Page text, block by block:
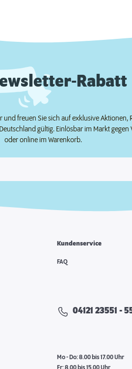
Rabatt
und freuen Sie sich auf exklusive Aktionen,
gültig. Einlösbar im Markt gegen
oder online im Warenkorb.
Kundenservice
FAQ
04121 23551 -
Mo - Do: 8.00 bis 17.00 Uhr
Fr: 8.00 bis 15.00 Uhr